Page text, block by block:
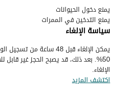
يمنع التدخين في الممرات
سياسة الإلغاء
يمكن الإلغاء قبل 48
50%. بعد ذلك، قد يصبح الحجز غير
الإلغاء.
اكتشف المزيد